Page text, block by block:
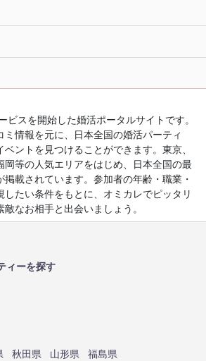
ビスを開始した婚活ポータルサイトです。
情報を元に、日本全国の婚活パーティ
ントを見つけることができます。東京、
岡等の人気エリアをはじめ、日本全国の最
載されています。参加者の年齢・職業・
したい条件をもとに、オミカレでピッタリ
なお相手と出会いましょう。
ィーを探す
秋田県 山形県
福島県